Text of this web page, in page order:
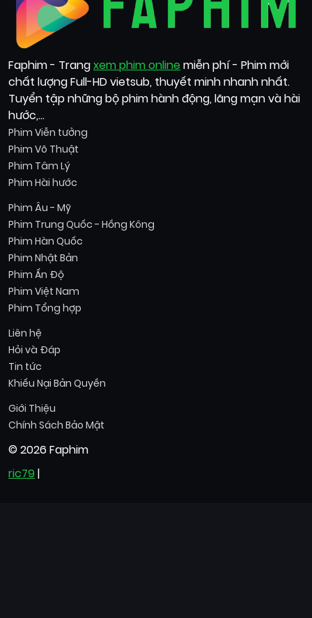
Faphim - Trangxem phim online miễn phí - Phim mới
chất lượng Full-HD vietsub, thuyết minh nhanh nhất.
Tuyển tập những bộ phim hành động, lãng mạn và hài
hước,...
Phim Viễn tưởng
Phim Võ Thuật
Phim Tâm Lý
Phim Hài hước
Phim Âu - Mỹ
Phim Trung Quốc - Hồng Kông
Phim Hàn Quốc
Phim Nhật Bản
Phim Ấn Độ
Phim Việt Nam
Phim Tổng hợp
Liên hệ
Hỏi và Đáp
Tin tức
Khiếu Nại Bản Quyền
Giới Thiệu
Chính Sách Bảo Mật
© 2026 Faphim
ric79 |